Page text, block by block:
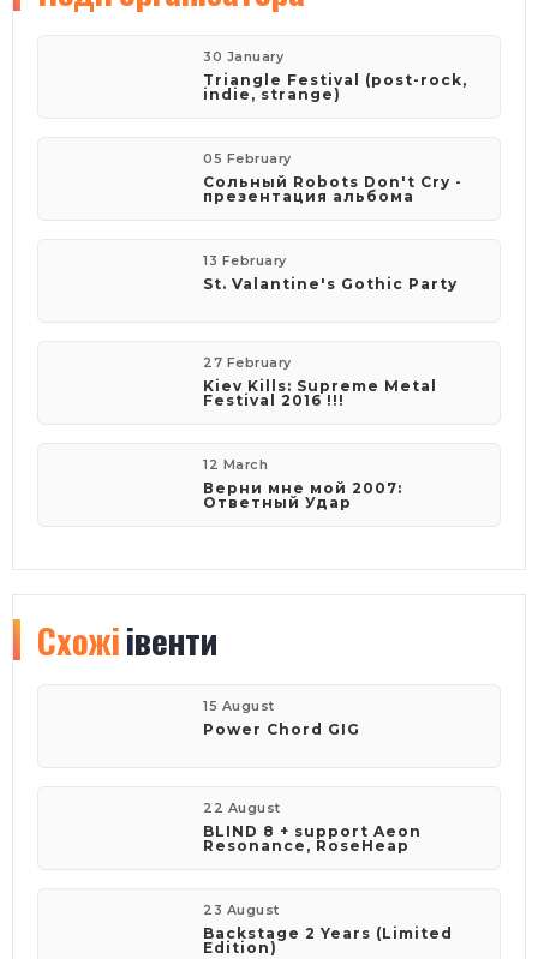
Адресс: Хорива, 27 (м. Контрактовая Площадь)
30 January
Triangle Festival (post-rock,
indie, strange)
05 February
Сольный Robots Don't Cry -
презентация альбома
13 February
St. Valantine's Gothic Party
27 February
Kiev Kills: Supreme Metal
Festival 2016 !!!
12 March
Верни мне мой 2007:
Ответный Удар
Схожіівенти
15 August
Power Chord GIG
22 August
BLIND 8 + support Aeon
Resonance, RoseHeap
23 August
Backstage 2 Years (Limited
Edition)